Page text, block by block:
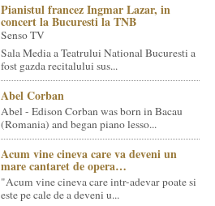
Pianistul francez Ingmar Lazar, in
concert la Bucuresti la TNB
Senso TV
Sala Media a Teatrului National Bucuresti a
fost gazda recitalului sus...
Abel Corban
Abel - Edison Corban was born in Bacau
(Romania) and began piano lesso...
Acum vine cineva care va deveni un
mare cantaret de opera…
"Acum vine cineva care intr-adevar poate si
este pe cale de a deveni u...